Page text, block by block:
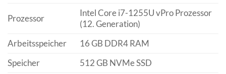
Prozessor
Intel Core i7-1255U vPro Prozessor
(12. Generation)
Arbeitsspeicher
16 GB DDR4 RAM
Speicher
512 GB NVMe SSD